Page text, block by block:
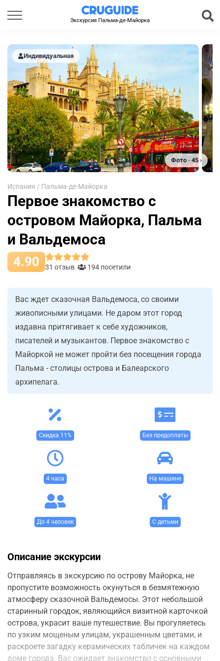
Экскурсия Пальма-де-Майорка
Индивидуальная
Фото · 45 ›
Испания / Пальма-де-Майорка
Первое знакомство с
островом Майорка, Пальма
и Вальдемоса
4.90 31 отзыв 194 посетили
Вас ждет сказочная Вальдемоса, со своими
живописными улицами. Не даром этот город
издавна притягивает к себе художников,
писателей и музыкантов. Первое знакомство с
Майоркой не может пройти без посещения города
Пальма - столицы острова и Балеарского
архипелага.
Скидка 11% Без предоплаты
4 часа На машине
До 4 человек С детьми
Описание экскурсии
Отправляясь в экскурсию по острову Майорка, не
пропустите возможность окунуться в безмятежную
атмосферу сказочной Вальдемосы. Этот небольшой
старинный городок, являющийся визитной карточкой
острова, украсит ваше путешествие. Вы прогуляетесь
по узким мощеным улицам, украшенным цветами, и
раскроете загадку керамических табличек на каждом
доме города. Вас ожидает знакомство с основными